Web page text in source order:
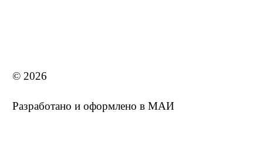
© 2026
Разработано и оформлено в МАИ